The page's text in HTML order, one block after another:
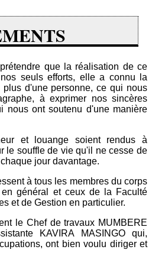
que la réalisation de ce
seuls efforts, elle a connu la
plus d'une personne, ce qui nous
à exprimer nos sincères
nous ont soutenu d'une manière
et louange soient rendus à
le souffle de vie qu'il ne cesse de
jour davantage.
à tous les membres du corps
général et ceux de la Faculté
et de Gestion en particulier.
le Chef de travaux MUMBERE
KAVIRA MASINGO qui,
ont bien voulu diriger et